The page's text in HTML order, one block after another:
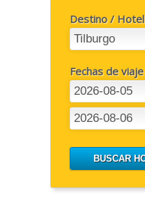
Destino / Hotel
Fechas de viaje